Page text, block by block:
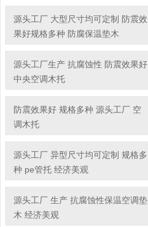
源头工厂 大型尺寸均可定制 防震效
果好规格多种 防腐保温垫木
源头工厂生产 抗腐蚀性 防震效果好
中央空调木托
防震效果好 规格多种 源头工厂 空
调木托
源头工厂 异型尺寸均可定制 规格多
种 pe管托 经济美观
源头工厂 生产 抗腐蚀性保温空调垫
木 经济美观